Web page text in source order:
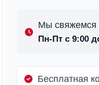
Мы свяжемся
Пн-Пт с 9:00
Бесплатная